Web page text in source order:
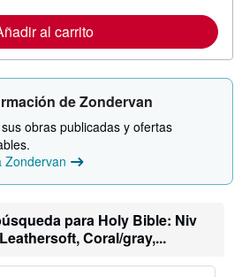
t
a
r
f
s
n
o
n
a
i
n
r
a
s
a
al carrito
de Zondervan
obras publicadas y ofertas
Zondervan
para Holy Bible: Niv
Coral/gray,...